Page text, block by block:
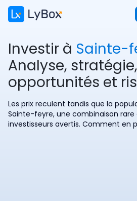
Investir à Sainte-
Analyse, stratégie,
opportunités et
Les prix reculent tandis que la
Sainte-feyre, une combinaison rare
investisseurs avertis. Comment en